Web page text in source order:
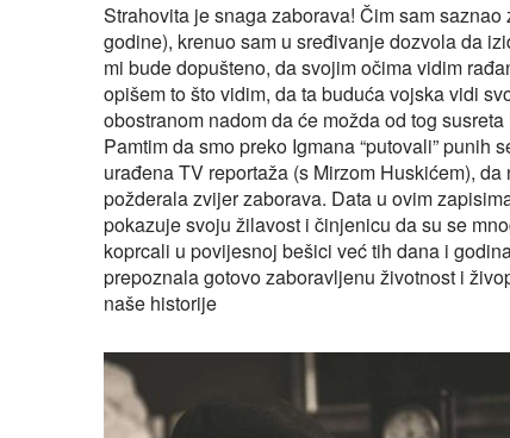
Strahovita je snaga zaborava! Čim sam
godine), krenuo sam u sređivanje dozvola da
mi bude dopušteno, da svojim očima vidim
opišem to što vidim, da ta buduća vojska vidi
obostranom nadom da će možda od tog
Pamtim da smo preko Igmana “putovali” punih
urađena TV reportaža (s Mirzom Huskićem),
požderala zvijer zaborava. Data u ovim
pokazuje svoju žilavost i činjenicu da su se
koprcali u povijesnoj bešici već tih dana i
prepoznala gotovo zaboravljenu životnost i
naše historije